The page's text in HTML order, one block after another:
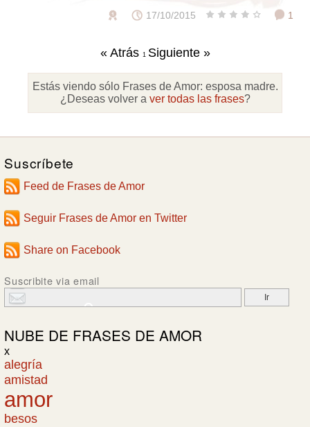
17/10/2015 1
« Atrás 1 Siguiente »
Estás viendo sólo Frases de Amor: esposa madre.
¿Deseas volver a ver todas las frases?
Suscríbete
Feed de Frases de Amor
Seguir Frases de Amor en Twitter
Share on Facebook
Suscribite via email
NUBE DE FRASES DE AMOR
x
alegría
amistad
amor
besos